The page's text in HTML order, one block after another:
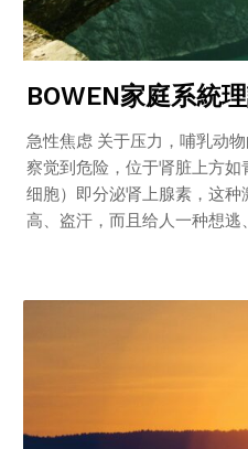
BOWEN家庭系統
急性焦虑 关于压力，哺乳动
察觉到危险，位于肾脏上方
细胞）即分泌肾上腺素，这
高、盗汗，而且给人一种想逃